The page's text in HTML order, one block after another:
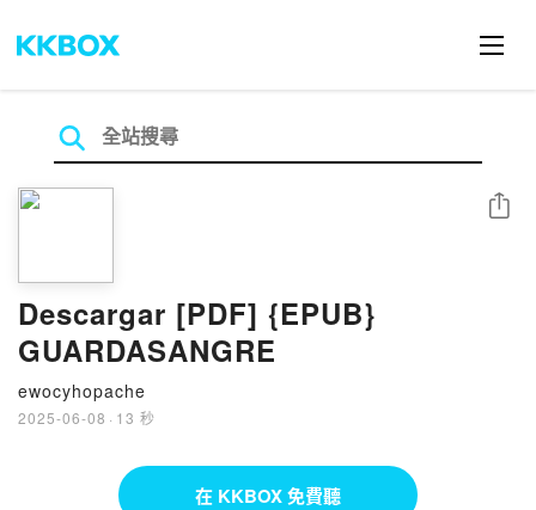
Descargar [PDF] {EPUB}
GUARDASANGRE
ewocyhopache
2025-06-08 · 13 秒
分享
在 KKBOX 免費聽